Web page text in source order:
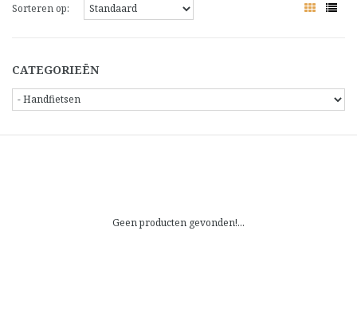
Sorteren op:
CATEGORIEËN
Geen producten gevonden!...